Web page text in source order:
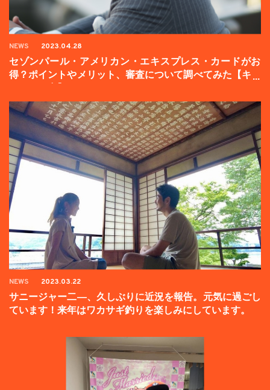
NEWS 2023.04.28
セゾンパール・アメリカン・エキスプレス・カードがお
得？ポイントやメリット、審査について調べてみた【キャ
NEWS 2023.03.22
サニージャー二―、久しぶりに近況を報告。元気に過ごし
ています！来年はワカサギ釣りを楽しみにしています。